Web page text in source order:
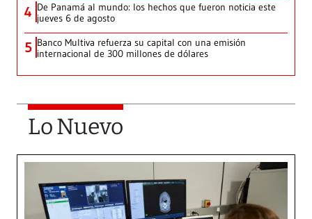
4 De Panamá al mundo: los hechos que fueron noticia este
jueves 6 de agosto
5 Banco Multiva refuerza su capital con una emisión
internacional de 300 millones de dólares
Lo Nuevo